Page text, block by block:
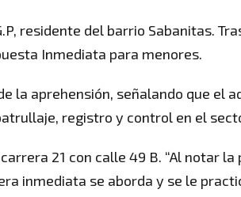
residente del barrio Sabanitas.
Inmediata para menores.
la aprehensión, señalando que el
registro y control en el
21 con calle 49 B. “Al notar
inmediata se aborda y se le